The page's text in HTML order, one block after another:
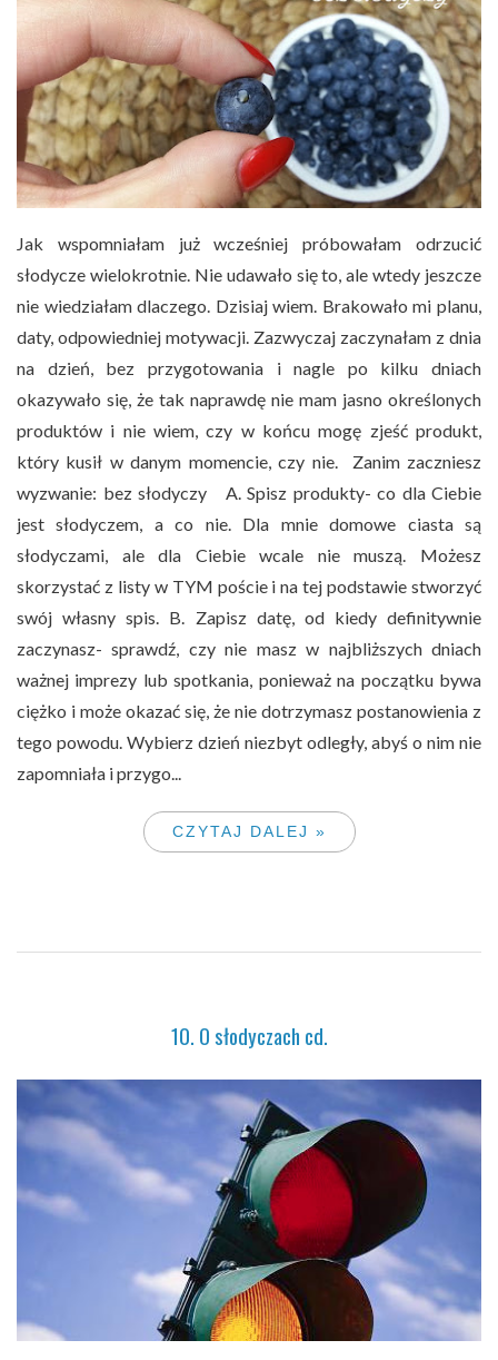
Jak wspomniałam już wcześniej próbowałam odrzucić
słodycze wielokrotnie. Nie udawało się to, ale wtedy jeszcze
nie wiedziałam dlaczego. Dzisiaj wiem. Brakowało mi planu,
daty, odpowiedniej motywacji. Zazwyczaj zaczynałam z dnia
na dzień, bez przygotowania i nagle po kilku dniach
okazywało się, że tak naprawdę nie mam jasno określonych
produktów i nie wiem, czy w końcu mogę zjeść produkt,
który kusił w danym momencie, czy nie. Zanim zaczniesz
wyzwanie: bez słodyczy A. Spisz produkty- co dla Ciebie
jest słodyczem, a co nie. Dla mnie domowe ciasta są
słodyczami, ale dla Ciebie wcale nie muszą. Możesz
skorzystać z listy w TYM poście i na tej podstawie stworzyć
swój własny spis. B. Zapisz datę, od kiedy definitywnie
zaczynasz- sprawdź, czy nie masz w najbliższych dniach
ważnej imprezy lub spotkania, ponieważ na początku bywa
ciężko i może okazać się, że nie dotrzymasz postanowienia z
tego powodu. Wybierz dzień niezbyt odległy, abyś o nim nie
zapomniała i przygo...
CZYTAJ DALEJ »
10. O słodyczach cd.